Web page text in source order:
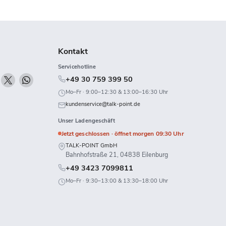
FindenFinden
Kontakt
Servicehotline
+49 30 759 399 50
Mo–Fr · 9:00–12:30 & 13:00–16:30 Uhr
kundenservice@talk-point.de
Unser Ladengeschäft
Jetzt geschlossen · öffnet morgen 09:30 Uhr
TALK-POINT GmbH
Bahnhofstraße 21, 04838 Eilenburg
+49 3423 7099811
Mo–Fr · 9:30–13:00 & 13:30–18:00 Uhr